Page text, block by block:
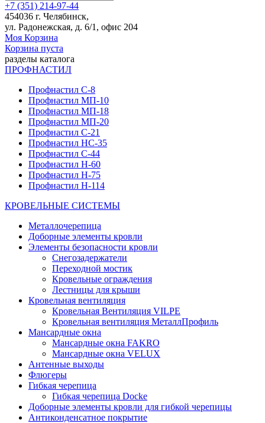
+7 (351) 214-97-44
454036 г. Челябинск,
ул. Радонежская, д. 6/1, офис 204
Моя Корзина
Корзина пуста
разделы каталога
ПРОФНАСТИЛ
Профнастил С-8
Профнастил МП-10
Профнастил МП-18
Профнастил МП-20
Профнастил С-21
Профнастил НС-35
Профнастил С-44
Профнастил Н-60
Профнастил Н-75
Профнастил Н-114
КРОВЕЛЬНЫЕ СИСТЕМЫ
Металлочерепица
Доборные элементы кровли
Элементы безопасности кровли
Снегозадержатели
Переходной мостик
Кровельные ограждения
Лестницы для крыши
Кровельная вентиляция
Кровельная Вентиляция VILPE
Кровельная вентиляция МеталлПрофиль
Мансардные окна
Мансардные окна FAKRO
Мансардные окна VELUX
Антенные выходы
Флюгеры
Гибкая черепица
Гибкая черепица Docke
Доборные элементы кровли для гибкой черепицы
Антиконденсатное покрытие